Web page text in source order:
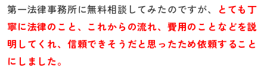
第一法律事務所に無料相談してみたのですが、
とても丁
寧に法律のこと、これからの流れ、費用のことなどを説
明してくれ、信頼できそうだと思ったため依頼すること
にしました。